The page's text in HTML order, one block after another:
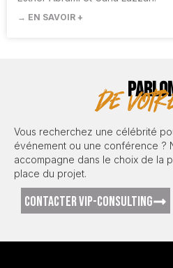
→ EN SAVOIR +
de
Vous recherchez une célébrité
événement ou une conférence ?
accompagne dans le choix de la
place du projet.
CONTACTER VIP-CONSULTING